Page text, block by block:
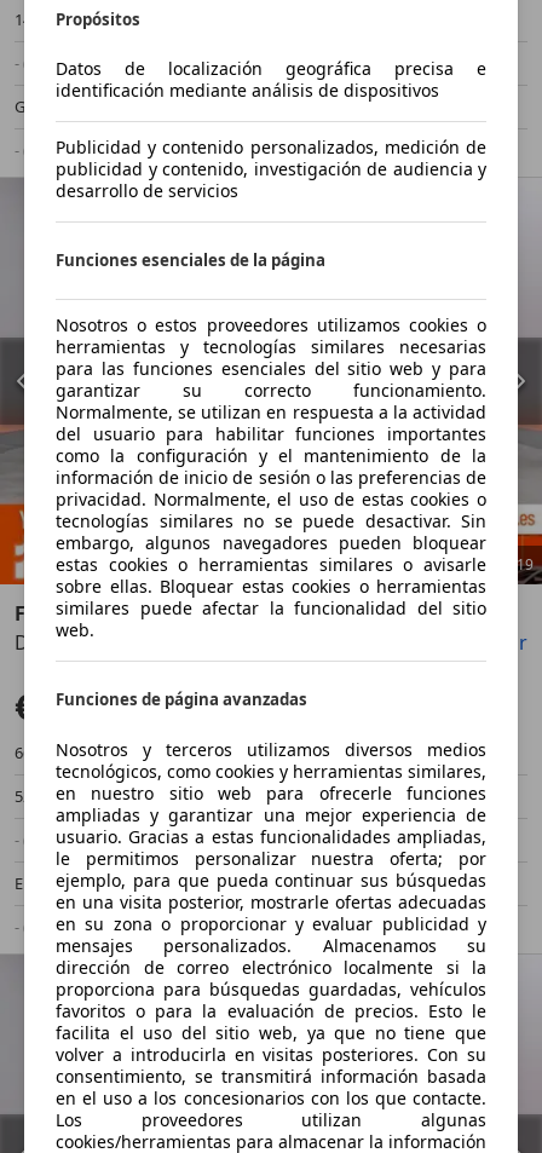
140 kW (190 CV)
- (Propietarios)
Automático
Gasolina
6,6 l/100 km (mixto)
- (g/km)
-/-
Anterior
19
Fiat 500
Dolcevita 1.0 Hybrid 51KW (70 CV)
Compartir
€ 9.690 Precio justo
66.957 km
01/2023
52 kW (71 CV)
Ocasión
- (Propietarios)
Manual
Electro/Gasolina
- (l/100 km)
- (g/km)
-/-
Propósitos
Datos de localización geográfica precisa e
identificación mediante análisis de dispositivos
Publicidad y contenido personalizados, medición de
publicidad y contenido, investigación de audiencia y
desarrollo de servicios
Funciones esenciales de la página
Nosotros o estos proveedores utilizamos cookies o
herramientas y tecnologías similares necesarias
para las funciones esenciales del sitio web y para
garantizar su correcto funcionamiento.
Normalmente, se utilizan en respuesta a la actividad
del usuario para habilitar funciones importantes
como la configuración y el mantenimiento de la
información de inicio de sesión o las preferencias de
privacidad. Normalmente, el uso de estas cookies o
tecnologías similares no se puede desactivar. Sin
embargo, algunos navegadores pueden bloquear
estas cookies o herramientas similares o avisarle
sobre ellas. Bloquear estas cookies o herramientas
similares puede afectar la funcionalidad del sitio
web.
Funciones de página avanzadas
Nosotros y terceros utilizamos diversos medios
tecnológicos, como cookies y herramientas similares,
en nuestro sitio web para ofrecerle funciones
ampliadas y garantizar una mejor experiencia de
usuario. Gracias a estas funcionalidades ampliadas,
le permitimos personalizar nuestra oferta; por
ejemplo, para que pueda continuar sus búsquedas
en una visita posterior, mostrarle ofertas adecuadas
en su zona o proporcionar y evaluar publicidad y
mensajes personalizados. Almacenamos su
dirección de correo electrónico localmente si la
proporciona para búsquedas guardadas, vehículos
favoritos o para la evaluación de precios. Esto le
facilita el uso del sitio web, ya que no tiene que
volver a introducirla en visitas posteriores. Con su
consentimiento, se transmitirá información basada
en el uso a los concesionarios con los que contacte.
Los proveedores utilizan algunas
cookies/herramientas para almacenar la información